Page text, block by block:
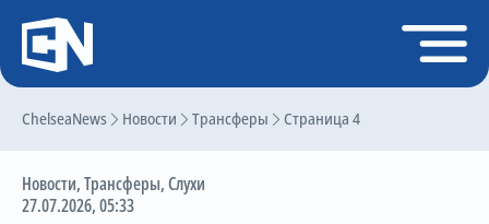
ChelseaNews Новости Трансферы Страница 4
Новости,Трансферы,Слухи
27.07.2026, 05:33
Регистрация
Главная
Чат